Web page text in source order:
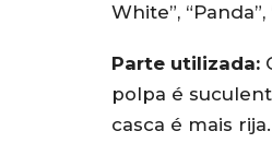
White”,
Parte utilizada:
polpa é
casca é mais rija.